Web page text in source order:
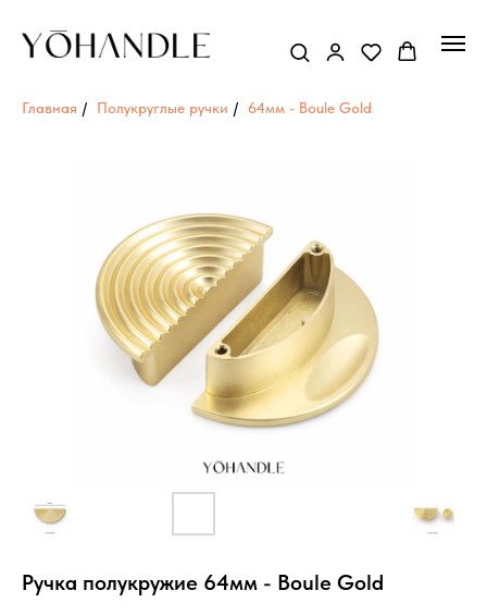
Главная / Полукруглые ручки / 64мм - Boule Gold
Ручка полукружие 64мм - Boule Gold